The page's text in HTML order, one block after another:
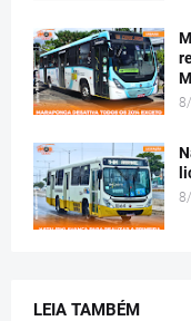
LEIA TAMBÉM